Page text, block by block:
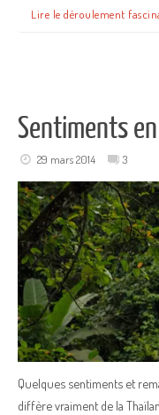
Lire le déroulement
Sentiments
29 mars 2014 3
Quelques sentiments et
diffère vraiment de la